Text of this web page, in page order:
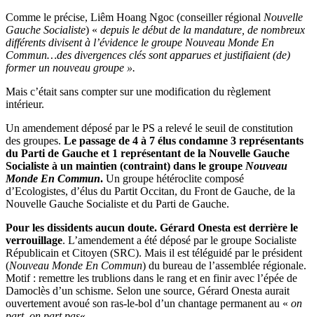
Comme le précise, Liêm Hoang Ngoc (conseiller régional Nouvelle
Gauche Socialiste) « depuis le début de la mandature, de nombreux
différents divisent à l’évidence le groupe Nouveau Monde En
Commun…des divergences clés sont apparues et justifiaient (de)
former un nouveau groupe ».
Mais c’était sans compter sur une modification du règlement
intérieur.
Un amendement déposé par le PS a relevé le seuil de constitution
des groupes. Le passage de 4 à 7 élus condamne 3 représentants
du Parti de Gauche et 1 représentant de la Nouvelle Gauche
Socialiste à un maintien (contraint) dans le groupe Nouveau
Monde En Commun. Un groupe hétéroclite composé
d’Ecologistes, d’élus du Partit Occitan, du Front de Gauche, de la
Nouvelle Gauche Socialiste et du Parti de Gauche.
Pour les dissidents aucun doute. Gérard Onesta est derrière le
verrouillage. L’amendement a été déposé par le groupe Socialiste
Républicain et Citoyen (SRC). Mais il est téléguidé par le président
(Nouveau Monde En Commun) du bureau de l’assemblée régionale.
Motif : remettre les trublions dans le rang et en finir avec l’épée de
Damoclès d’un schisme. Selon une source, Gérard Onesta aurait
ouvertement avoué son ras-le-bol d’un chantage permanent au « on